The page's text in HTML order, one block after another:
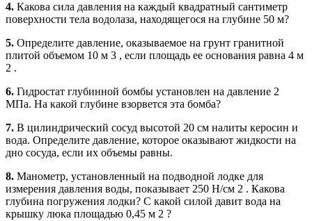
4. Какова сила давления на каждый квадратный сантиметр
поверхности тела водолаза, находящегося на глубине 50 м?
5. Определите давление, оказываемое на грунт гранитной
плитой объемом 10 м 3 , если площадь ее основания равна 4 м
2 .
6. Гидростат глубинной бомбы установлен на давление 2
МПа. На какой глубине взорвется эта бомба?
7. В цилиндрический сосуд высотой 20 см налиты керосин и
вода. Определите давление, которое оказывают жидкости на
дно сосуда, если их объемы равны.
8. Манометр, установленный на подводной лодке для
измерения давления воды, показывает 250 Н/см 2 . Какова
глубина погружения лодки? С какой силой давит вода на
крышку люка площадью 0,45 м 2 ?